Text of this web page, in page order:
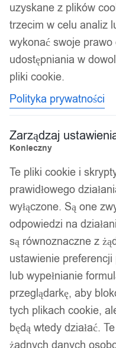
uzyskane z plików
trzecim w celu analiz
wykonać swoje prawo
udostępniania w
pliki cookie.
Polityka prywatności
Zarządzaj
Konieczny
Te pliki cookie i
prawidłowego
wyłączone. Są one
odpowiedzi na
są równoznaczne z
ustawienie
lub wypełnianie
przeglądarkę, aby
tych plikach cookie,
będą wtedy działać.